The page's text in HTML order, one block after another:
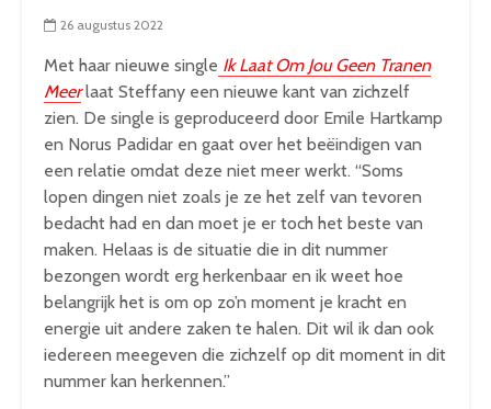
26 augustus 2022
Met haar nieuwe single Ik Laat Om Jou Geen Tranen
Meer laat Steffany een nieuwe kant van zichzelf
zien. De single is geproduceerd door Emile Hartkamp
en Norus Padidar en gaat over het beëindigen van
een relatie omdat deze niet meer werkt. “Soms
lopen dingen niet zoals je ze het zelf van tevoren
bedacht had en dan moet je er toch het beste van
maken. Helaas is de situatie die in dit nummer
bezongen wordt erg herkenbaar en ik weet hoe
belangrijk het is om op zo’n moment je kracht en
energie uit andere zaken te halen. Dit wil ik dan ook
iedereen meegeven die zichzelf op dit moment in dit
nummer kan herkennen.”